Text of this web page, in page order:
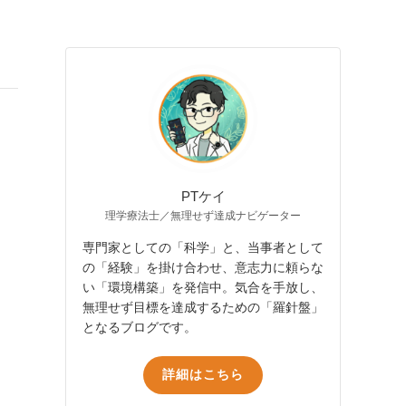
PTケイ
理学療法士／無理せず達成ナビゲーター
専門家としての「科学」と、当事者として
の「経験」を掛け合わせ、意志力に頼らな
い「環境構築」を発信中。気合を手放し、
無理せず目標を達成するための「羅針盤」
となるブログです。
詳細はこちら